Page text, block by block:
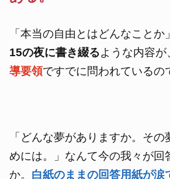
「本当の自由とはどんなことか
15の夜に書き綴るような内容が
導要領ですでに問われているの
「どんな夢がありますか。その
めには。」なんて今の我々が回
か。 白紙のままの回答用紙が涙